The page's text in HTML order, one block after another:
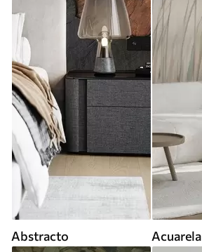
Abstracto Acuarela